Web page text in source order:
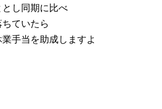
し同期に比べ
ていたら
手当を助成しますよ